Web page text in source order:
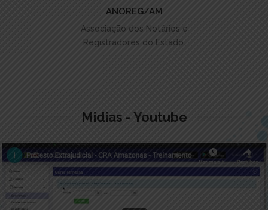
ANOREG/AM
Associação dos Notários e
Registradores do Estado.
Midias - Youtube